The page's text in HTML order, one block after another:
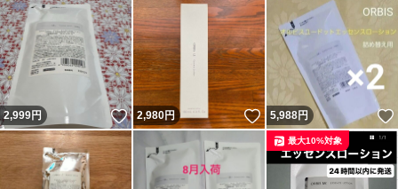
2,999円 いいね！
2,980円 いいね！
5,988円
最大10%対象